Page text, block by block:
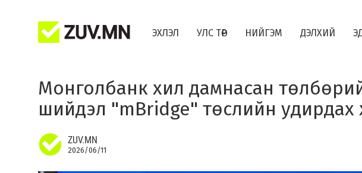
ЭХЛЭЛ УЛС ТӨР НИЙГЭМ ДЭЛХИЙ
Монголбанк хил дамнасан
шийдэл "mBridge" төслийн удирдах
ZUV.MN
2026/06/11